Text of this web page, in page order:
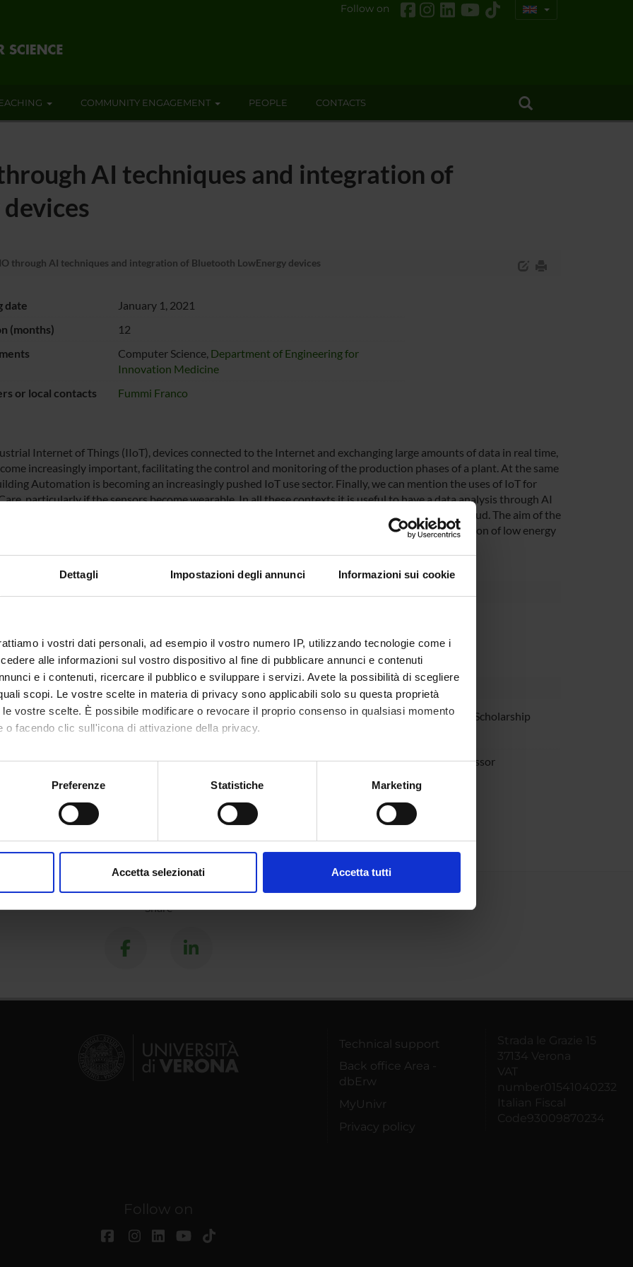
Dettagli Impostazioni degli annunci Informazioni sui cookie
i vostri dati personali, ad esempio il vostro numero IP, utilizzando tecnologie come i
alle informazioni sul vostro dispositivo al fine di pubblicare annunci e contenuti
e i contenuti, ricercare il pubblico e sviluppare i servizi. Avete la possibilità di scegliere
scopi. Le vostre scelte in materia di privacy sono applicabili solo su questa proprietà
vostre scelte. È possibile modificare o revocare il proprio consenso in qualsiasi momento
o facendo clic sull'icona di attivazione della privacy.
anche:
sulla tua posizione geografica, con un'approssimazione di qualche metro,
in qualsiasi momento dalla Dichiarazione sui cookie.
Preferenze Statistiche Marketing
Accetta selezionati Accetta tutti
Follow on
COMMUNITY ENGAGEMENT PEOPLE CONTACTS
AI techniques and integration of
through AI techniques and integration of Bluetooth LowEnergy devices
date
January 1, 2021
(months)
12
Computer Science, Department of Engineering for
Innovation Medicine
or local contacts
Fummi Franco
Internet of Things (IIoT), devices connected to the Internet and exchanging large amounts of data in real time,
increasingly important, facilitating the control and monitoring of the production phases of a plant. At the same
Automation is becoming an increasingly pushed IoT use sector. Finally, we can mention the uses of IoT for
particularly if the sensors become wearable. In all these contexts it is useful to have a data analysis through AI
that provides added value to the creation of a complete IoT architecture from sensors to the cloud. The aim of the
contract is therefore to extend the BOX-IO architecture with AI techniques and with the integration of low energy
PARTICIPANTS
Enrico Fraccaroli
Research Scholarship
Franco Fummi Full Professor
Share
Technical support
Back office Area -
dbErw
MyUnivr
Privacy policy
Strada le Grazie 15
37134 Verona
VAT
number01541040232
Italian Fiscal
Code93009870234
Follow on